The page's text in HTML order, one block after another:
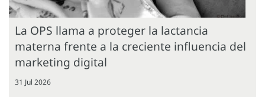
La OPS llama a proteger la lactancia
materna frente a la creciente influencia del
marketing digital
31 Jul 2026